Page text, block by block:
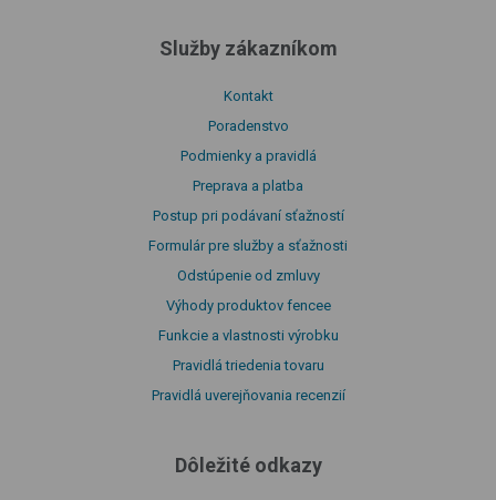
Služby zákazníkom
Kontakt
Poradenstvo
Podmienky a pravidlá
Preprava a platba
Postup pri podávaní sťažností
Formulár pre služby a sťažnosti
Odstúpenie od zmluvy
Výhody produktov fencee
Funkcie a vlastnosti výrobku
Pravidlá triedenia tovaru
Pravidlá uverejňovania recenzií
Dôležité odkazy